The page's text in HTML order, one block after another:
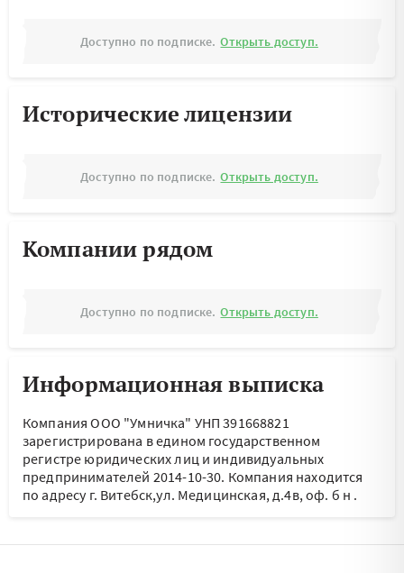
Доступно по подписке. Открыть доступ.
Исторические лицензии
Доступно по подписке. Открыть доступ.
Компании рядом
Доступно по подписке. Открыть доступ.
Информационная выписка
Компания ООО "Умничка" УНП 391668821
зарегистрирована в едином государственном
регистре юридических лиц и индивидуальных
предпринимателей 2014-10-30. Компания находится
по адресу г. Витебск,ул. Медицинская, д.4в, оф. б н .